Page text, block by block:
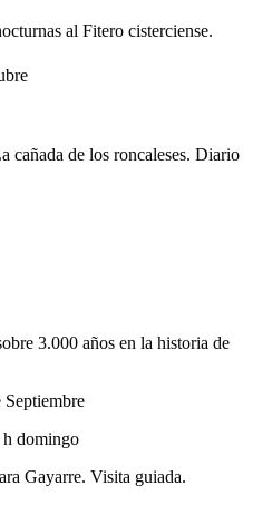
al Fitero cisterciense.
de los roncaleses. Diario
3.000 años en la historia de
h domingo
Gayarre. Visita guiada.